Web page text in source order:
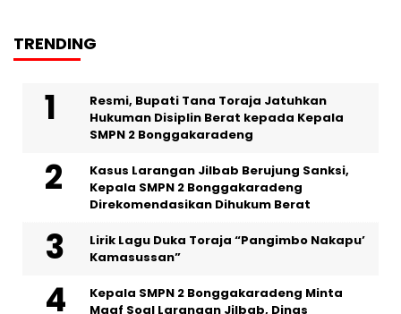
TRENDING
Resmi, Bupati Tana Toraja Jatuhkan
Hukuman Disiplin Berat kepada Kepala
SMPN 2 Bonggakaradeng
Kasus Larangan Jilbab Berujung Sanksi,
Kepala SMPN 2 Bonggakaradeng
Direkomendasikan Dihukum Berat
Lirik Lagu Duka Toraja “Pangimbo Nakapu’
Kamasussan”
Kepala SMPN 2 Bonggakaradeng Minta
Maaf Soal Larangan Jilbab, Dinas